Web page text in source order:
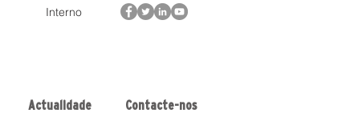
Interno
Actualidade Contacte-nos